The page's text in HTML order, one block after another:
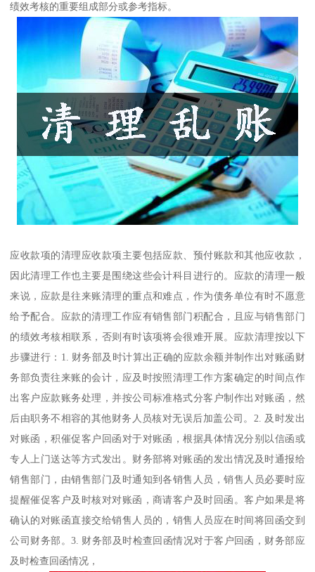
绩效考核的重要组成部分或参考指标。
应收款项的清理应收款项主要包括应款、预付账款和其他应收款，
因此清理工作也主要是围绕这些会计科目进行的。应款的清理一般
来说，应款是往来账清理的重点和难点，作为债务单位有时不愿意
给予配合。应款的清理工作应有销售部门积配合，且应与销售部门
的绩效考核相联系，否则有时该项将会很难开展。应款清理按以下
步骤进行：1. 财务部及时计算出正确的应款余额并制作出对账函财
务部负责往来账的会计，应及时按照清理工作方案确定的时间点作
出客户应款账务处理，并按公司标准格式分客户制作出对账函，然
后由职务不相容的其他财务人员核对无误后加盖公司。2. 及时发出
对账函，积催促客户回函对于对账函，根据具体情况分别以信函或
专人上门送达等方式发出。财务部将对账函的发出情况及时通报给
销售部门，由销售部门及时通知到各销售人员，销售人员必要时应
提醒催促客户及时核对对账函，商请客户及时回函。客户如果是将
确认的对账函直接交给销售人员的，销售人员应在时间将回函交到
公司财务部。3. 财务部及时检查回函情况对于客户回函，财务部应
及时检查回函情况，